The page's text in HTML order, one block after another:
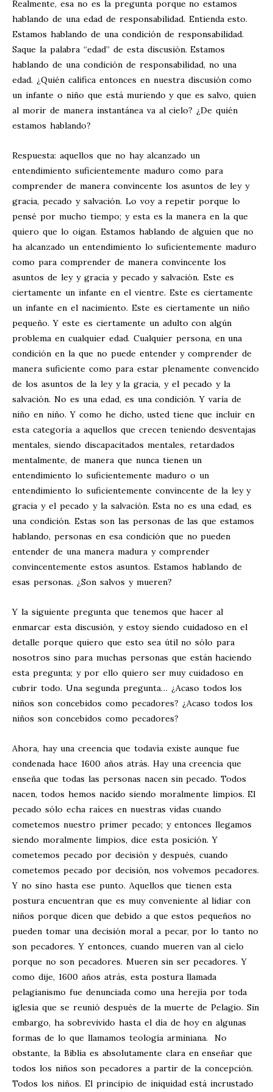
Realmente, esa no es la pregunta porque no estamos
hablando de una edad de responsabilidad. Entienda esto.
Estamos hablando de una condición de responsabilidad.
Saque la palabra “edad” de esta discusión. Estamos
hablando de una condición de responsabilidad, no una
edad. ¿Quién califica entonces en nuestra discusión como
un infante o niño que está muriendo y que es salvo, quien
al morir de manera instantánea va al cielo? ¿De quién
estamos hablando?
Respuesta: aquellos que no hay alcanzado un
entendimiento suficientemente maduro como para
comprender de manera convincente los asuntos de ley y
gracia, pecado y salvación. Lo voy a repetir porque lo
pensé por mucho tiempo; y esta es la manera en la que
quiero que lo oigan. Estamos hablando de alguien que no
ha alcanzado un entendimiento lo suficientemente maduro
como para comprender de manera convincente los
asuntos de ley y gracia y pecado y salvación. Este es
ciertamente un infante en el vientre. Este es ciertamente
un infante en el nacimiento. Este es ciertamente un niño
pequeño. Y este es ciertamente un adulto con algún
problema en cualquier edad. Cualquier persona, en una
condición en la que no puede entender y comprender de
manera suficiente como para estar plenamente convencido
de los asuntos de la ley y la gracia, y el pecado y la
salvación. No es una edad, es una condición. Y varía de
niño en niño. Y como he dicho, usted tiene que incluir en
esta categoría a aquellos que crecen teniendo desventajas
mentales, siendo discapacitados mentales, retardados
mentalmente, de manera que nunca tienen un
entendimiento lo suficientemente maduro o un
entendimiento lo suficientemente convincente de la ley y
gracia y el pecado y la salvación. Esta no es una edad, es
una condición. Estas son las personas de las que estamos
hablando, personas en esa condición que no pueden
entender de una manera madura y comprender
convincentemente estos asuntos. Estamos hablando de
esas personas. ¿Son salvos y mueren?
Y la siguiente pregunta que tenemos que hacer al
enmarcar esta discusión, y estoy siendo cuidadoso en el
detalle porque quiero que esto sea útil no sólo para
nosotros sino para muchas personas que están haciendo
esta pregunta; y por ello quiero ser muy cuidadoso en
cubrir todo. Una segunda pregunta… ¿Acaso todos los
niños son concebidos como pecadores? ¿Acaso todos los
niños son concebidos como pecadores?
Ahora, hay una creencia que todavía existe aunque fue
condenada hace 1600 años atrás. Hay una creencia que
enseña que todas las personas nacen sin pecado. Todos
nacen, todos hemos nacido siendo moralmente limpios. El
pecado sólo echa raíces en nuestras vidas cuando
cometemos nuestro primer pecado; y entonces llegamos
siendo moralmente limpios, dice esta posición. Y
cometemos pecado por decisión y después, cuando
cometemos pecado por decisión, nos volvemos pecadores.
Y no sino hasta ese punto. Aquellos que tienen esta
postura encuentran que es muy conveniente al lidiar con
niños porque dicen que debido a que estos pequeños no
pueden tomar una decisión moral a pecar, por lo tanto no
son pecadores. Y entonces, cuando mueren van al cielo
porque no son pecadores. Mueren sin ser pecadores. Y
como dije, 1600 años atrás, esta postura llamada
pelagianismo fue denunciada como una herejía por toda
iglesia que se reunió después de la muerte de Pelagio. Sin
embargo, ha sobrevivido hasta el día de hoy en algunas
formas de lo que llamamos teología arminiana. No
obstante, la Biblia es absolutamente clara en enseñar que
todos los niños son pecadores a partir de la concepción.
Todos los niños. El principio de iniquidad está incrustado